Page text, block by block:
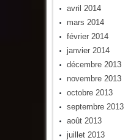
avril 2014
mars 2014
février 2014
janvier 2014
décembre 2013
novembre 2013
octobre 2013
septembre 2013
août 2013
juillet 2013